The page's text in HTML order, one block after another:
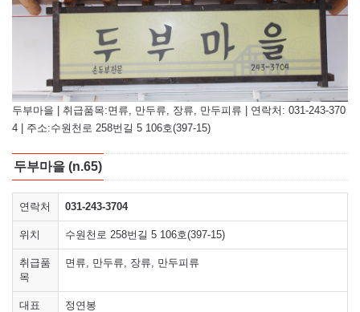
두부마을 | 취급품목:면류, 만두류, 장류, 만두피류 | 연락처: 031-243-370
4 | 주소:수원천로 258번길 5 106호(397-15)
두부마을 (n.65)
연락처 031-243-3704
위치 수원천로 258번길 5 106호(397-15)
취급품
목
면류, 만두류, 장류, 만두피류
대표 정연봉